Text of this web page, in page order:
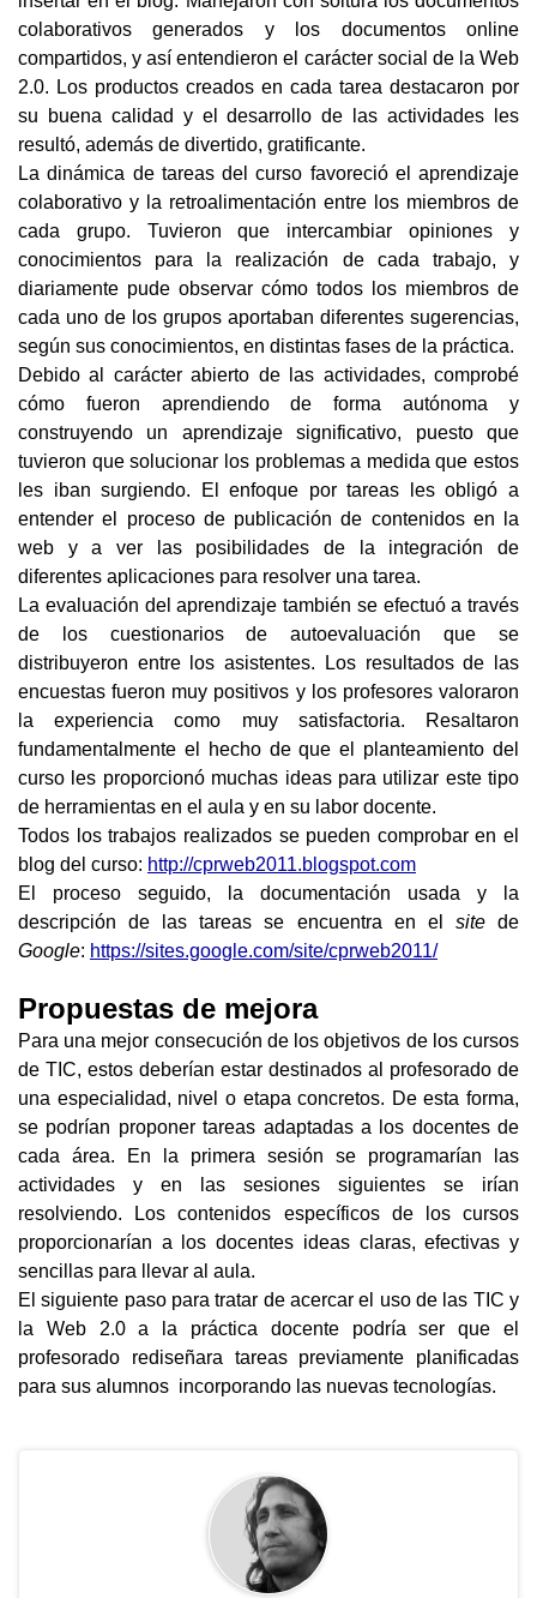
colaborativos generados y los documentos online
compartidos, y así entendieron el carácter social de la Web
2.0. Los productos creados en cada tarea destacaron por
su buena calidad y el desarrollo de las actividades les
resultó, además de divertido, gratificante.
La dinámica de tareas del curso favoreció el aprendizaje
colaborativo y la retroalimentación entre los miembros de
cada grupo. Tuvieron que intercambiar opiniones y
conocimientos para la realización de cada trabajo, y
diariamente pude observar cómo todos los miembros de
cada uno de los grupos aportaban diferentes sugerencias,
según sus conocimientos, en distintas fases de la práctica.
Debido al carácter abierto de las actividades, comprobé
cómo fueron aprendiendo de forma autónoma y
construyendo un aprendizaje significativo, puesto que
tuvieron que solucionar los problemas a medida que estos
les iban surgiendo. El enfoque por tareas les obligó a
entender el proceso de publicación de contenidos en la
web y a ver las posibilidades de la integración de
diferentes aplicaciones para resolver una tarea.
La evaluación del aprendizaje también se efectuó a través
de los cuestionarios de autoevaluación que se
distribuyeron entre los asistentes. Los resultados de las
encuestas fueron muy positivos y los profesores valoraron
la experiencia como muy satisfactoria. Resaltaron
fundamentalmente el hecho de que el planteamiento del
curso les proporcionó muchas ideas para utilizar este tipo
de herramientas en el aula y en su labor docente.
Todos los trabajos realizados se pueden comprobar en el
blog del curso: http://cprweb2011.blogspot.com
El proceso seguido, la documentación usada y la
descripción de las tareas se encuentra en el site
Google: https://sites.google.com/site/cprweb2011/
Propuestas de mejora
Para una mejor consecución de los objetivos de los cursos
de TIC, estos deberían estar destinados al profesorado de
una especialidad, nivel o etapa concretos. De esta forma,
se podrían proponer tareas adaptadas a los docentes de
cada área. En la primera sesión se programarían las
actividades y en las sesiones siguientes se irían
resolviendo. Los contenidos específicos de los cursos
proporcionarían a los docentes ideas claras, efectivas y
sencillas para llevar al aula.
El siguiente paso para tratar de acercar el uso de las TIC y
la Web 2.0 a la práctica docente podría ser que el
profesorado rediseñara tareas previamente planificadas
para sus alumnos  incorporando las nuevas tecnologías.